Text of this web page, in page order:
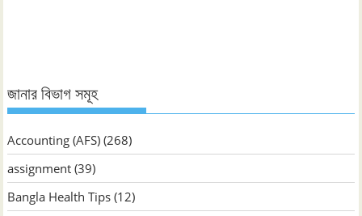
জানার বিভাগ সমূহ
Accounting (AFS) (268)
assignment (39)
Bangla Health Tips (12)